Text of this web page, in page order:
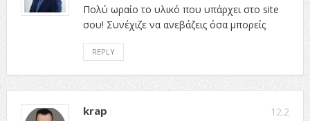
Πολύ ωραίο το υλικό που υπάρχει στο site
σου! Συνέχιζε να ανεβάζεις όσα μπορείς
REPLY
12.2
krap